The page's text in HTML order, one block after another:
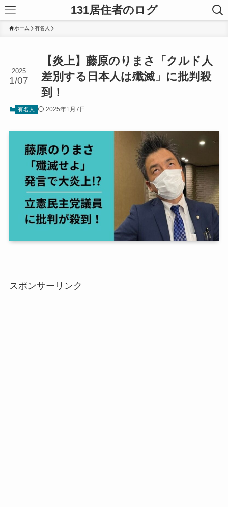
131居住者のログ
ホーム 有名人
【炎上】藤原のりまさ「クルド人
差別する日本人は殲滅」に批判殺
到！
2025
1/07
有名人 2025年1月7日
スポンサーリンク